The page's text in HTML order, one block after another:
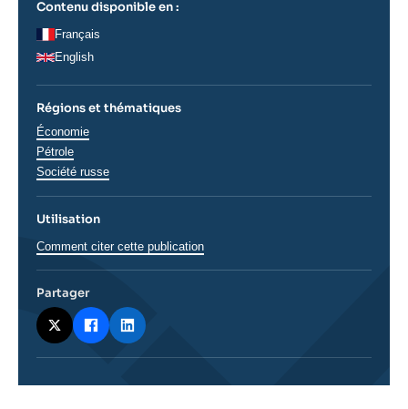
Contenu disponible en :
Français
English
Régions et thématiques
Thématiques
analyses
Économie
Pétrole
Régions
Société russe
Utilisation
Comment citer cette publication
Partager